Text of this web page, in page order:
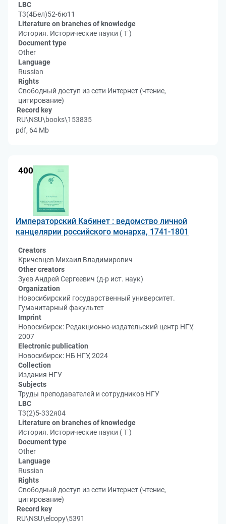
LBC
Т3(4Бел)52-6ю11
Literature on branches of knowledge
История. Исторические науки ( Т )
Document type
Other
Language
Russian
Rights
Свободный доступ из сети Интернет (чтение,
цитирование)
Record key
RU\NSU\books\153835
pdf, 64 Mb
400
Императорский Кабинет : ведомство личной
канцелярии российского монарха, 1741-1801
Creators
Кричевцев Михаил Владимирович
Other creators
Зуев Андрей Сергеевич (д-р ист. наук)
Organization
Новосибирский государственный университет.
Гуманитарный факультет
Imprint
Новосибирск: Редакционно-издательский центр НГУ,
2007
Electronic publication
Новосибирск: НБ НГУ, 2024
Collection
Издания НГУ
Subjects
Труды преподавателей и сотрудников НГУ
LBC
Т3(2)5-332я04
Literature on branches of knowledge
История. Исторические науки ( Т )
Document type
Other
Language
Russian
Rights
Свободный доступ из сети Интернет (чтение,
цитирование)
Record key
RU\NSU\elcopy\5391